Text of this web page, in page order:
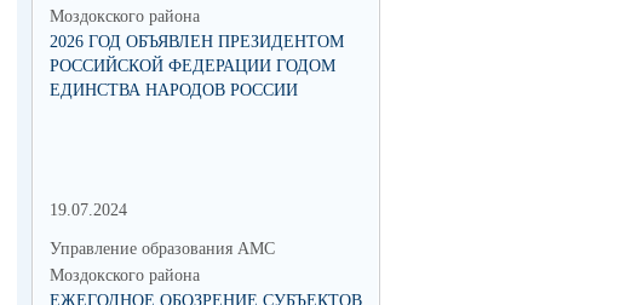
Моздокского района
2026 ГОД ОБЪЯВЛЕН ПРЕЗИДЕНТОМ
РОССИЙСКОЙ ФЕДЕРАЦИИ ГОДОМ
ЕДИНСТВА НАРОДОВ РОССИИ
19.07.2024
Управление образования АМС
Моздокского района
ЕЖЕГОДНОЕ ОБОЗРЕНИЕ СУБЪЕКТОВ